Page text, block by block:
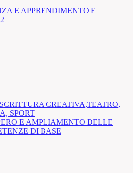
E APPRENDIMENTO E
CREATIVA,TEATRO,
SPORT
E AMPLIAMENTO DELLE
DI BASE